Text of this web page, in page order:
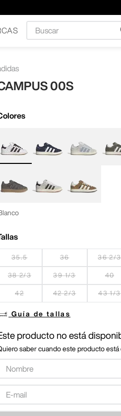
00S
35.5 36 36 2/3
38 2/3 39 1/3 40
42 42 2/3 43 1/3
Guía de tallas
producto no está
saber cuando este producto